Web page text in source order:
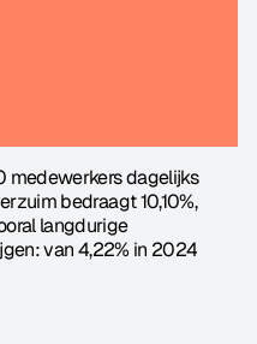
medewerkers dagelijks
bedraagt 10,10%,
langdurige
van 4,22% in 2024